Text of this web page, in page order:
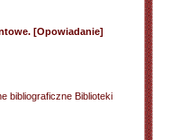
[Opowiadanie]
bibliograficzne Biblioteki